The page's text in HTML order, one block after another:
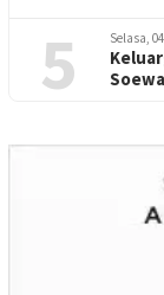
5 Selasa,